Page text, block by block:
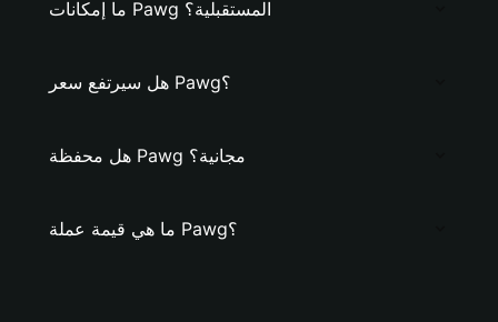
ما إمكانات Pawg المستقبلية؟
هل سيرتفع سعر Pawg؟
هل محفظة Pawg مجانية؟
ما هي قيمة عملة Pawg؟